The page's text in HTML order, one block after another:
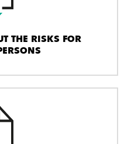
THE RISKS FOR